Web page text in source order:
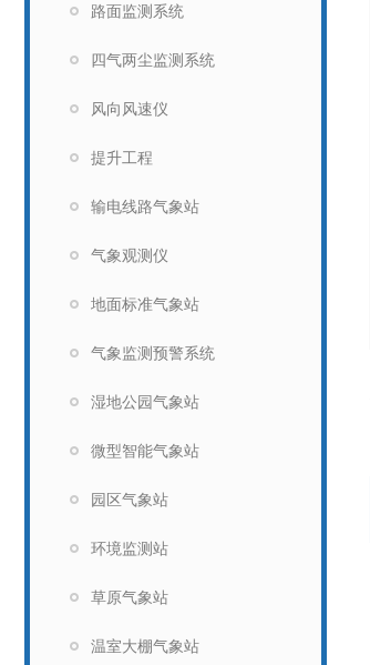
路面监测系统
四气两尘监测系统
风向风速仪
提升工程
输电线路气象站
气象观测仪
地面标准气象站
气象监测预警系统
湿地公园气象站
微型智能气象站
园区气象站
环境监测站
草原气象站
温室大棚气象站